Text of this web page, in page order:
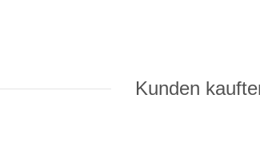
Kunden